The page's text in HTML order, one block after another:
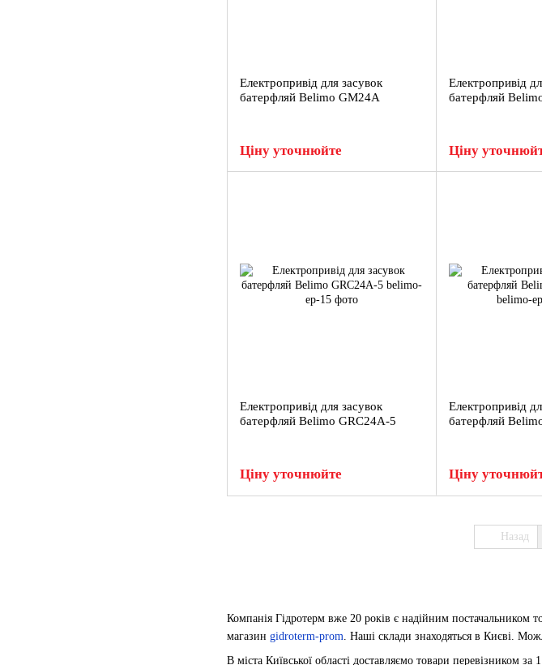
Компанія Гідротерм вже 20 років є надійним постачальником
магазин gidroterm-prom. Наші склади знаходяться в Києві.
В міста Київської області доставляємо товари перевізником
Електропривід для засувок
батерфляй Belimo GM24A
Ціну уточнюйте
Електропривід
батерфляй
Ціну
Електропривід для засувок
батерфляй Belimo GRC24A-5
Ціну уточнюйте
Електропривід
батерфляй
Ціну
Назад